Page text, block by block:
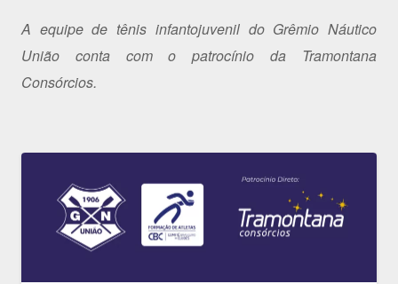
A equipe de tênis infantojuvenil do Grêmio Náutico
União conta com o patrocínio da Tramontana
Consórcios.